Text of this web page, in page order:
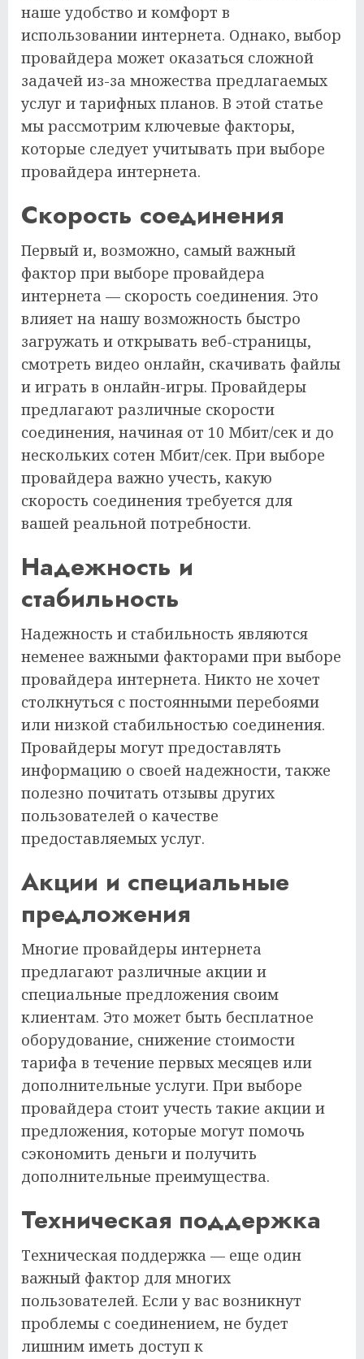
наше удобство и комфорт в
использовании интернета. Однако, выбор
провайдера может оказаться сложной
задачей из-за множества предлагаемых
услуг и тарифных планов. В этой статье
мы рассмотрим ключевые факторы,
которые следует учитывать при выборе
провайдера интернета.
Скорость соединения
Первый и, возможно, самый важный
фактор при выборе провайдера
интернета — скорость соединения. Это
влияет на нашу возможность быстро
загружать и открывать веб-страницы,
смотреть видео онлайн, скачивать файлы
и играть в онлайн-игры. Провайдеры
предлагают различные скорости
соединения, начиная от 10 Мбит/сек и до
нескольких сотен Мбит/сек. При выборе
провайдера важно учесть, какую
скорость соединения требуется для
вашей реальной потребности.
Надежность и
стабильность
Надежность и стабильность являются
неменее важными факторами при выборе
провайдера интернета. Никто не хочет
столкнуться с постоянными перебоями
или низкой стабильностью соединения.
Провайдеры могут предоставлять
информацию о своей надежности, также
полезно почитать отзывы других
пользователей о качестве
предоставляемых услуг.
Акции и специальные
предложения
Многие провайдеры интернета
предлагают различные акции и
специальные предложения своим
клиентам. Это может быть бесплатное
оборудование, снижение стоимости
тарифа в течение первых месяцев или
дополнительные услуги. При выборе
провайдера стоит учесть такие акции и
предложения, которые могут помочь
сэкономить деньги и получить
дополнительные преимущества.
Техническая поддержка
Техническая поддержка — еще один
важный фактор для многих
пользователей. Если у вас возникнут
проблемы с соединением, не будет
лишним иметь доступ к